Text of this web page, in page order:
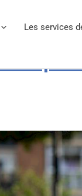
Les services